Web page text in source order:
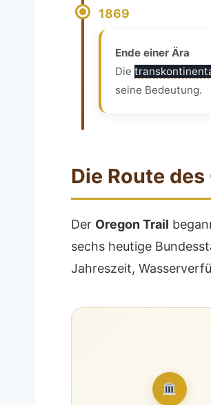
1869
Ende einer Ära
Die
seine Bedeutung.
Die Route
Der Oregon Trail
sechs heutige
Jahreszeit,